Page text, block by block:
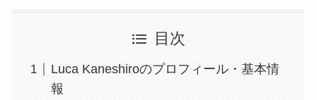
目次
Luca Kaneshiroのプロフィール・基本情
報